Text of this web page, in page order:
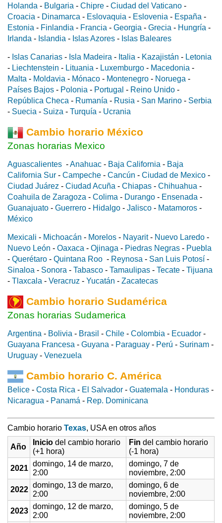
Holanda - Bulgaria - Chipre - Ciudad del Vaticano -
Croacia - Dinamarca - Eslovaquia - Eslovenia - España -
Estonia - Finlandia - Francia - Georgia - Grecia - Hungría -
Irlanda - Islandia - Islas Azores - Islas Baleares
- Islas Canarias - Isla Madeira - Italia - Kazajistán - Letonia
- Liechtenstein - Lituania - Luxemburgo - Macedonia -
Malta - Moldavia - Mónaco - Montenegro - Noruega -
Países Bajos - Polonia - Portugal - Reino Unido -
República Checa - Rumanía - Rusia - San Marino - Serbia
- Suecia - Suiza - Turquía - Ucrania
Cambio horario México
Zonas horarias Mexico
Aguascalientes -Anahuac - Baja California - Baja
California Sur - Campeche - Cancún - Ciudad de Mexico -
Ciudad Juárez - Ciudad Acuña - Chiapas - Chihuahua -
Coahuila de Zaragoza - Colima - Durango - Ensenada -
Guanajuato - Guerrero - Hidalgo - Jalisco - Matamoros -
México
Mexicali - Michoacán - Morelos - Nayarit- Nuevo Laredo -
Nuevo León - Oaxaca - Ojinaga - Piedras Negras - Puebla
- Querétaro - Quintana Roo - Reynosa - San Luis Potosí -
Sinaloa - Sonora - Tabasco - Tamaulipas - Tecate - Tijuana
- Tlaxcala - Veracruz - Yucatán - Zacatecas
Cambio horario Sudamérica
Zonas horarias Sudamerica
Argentina - Bolivia - Brasil - Chile - Colombia - Ecuador -
Guayana Francesa - Guyana - Paraguay - Perú - Surinam -
Uruguay - Venezuela
Cambio horario C. América
Belice - Costa Rica - El Salvador - Guatemala - Honduras -
Nicaragua - Panamá - Rep. Dominicana
Cambio horario Texas, USA en otros años
Año
Inicio del cambio horario
(+1 hora)
Fin del cambio horario
(-1 hora)
2021
domingo, 14 de marzo,
2:00
domingo, 7 de
noviembre, 2:00
2022
domingo, 13 de marzo,
2:00
domingo, 6 de
noviembre, 2:00
2023
domingo, 12 de marzo,
2:00
domingo, 5 de
noviembre, 2:00